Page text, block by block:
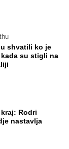
shvatili ko je
su stigli na
Rodri
nastavlja